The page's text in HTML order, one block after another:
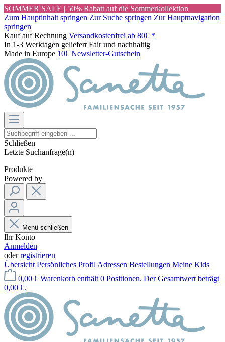
SOMMER SALE | 50% Rabatt auf die Sommerkollektion
Zum Hauptinhalt springen Zur Suche springen Zur Hauptnavigation
springen
Kauf auf Rechnung Versandkostenfrei ab 80€ *
In 1-3 Werktagen geliefert Fair und nachhaltig
Made in Europe 10€ Newsletter-Gutschein
Schließen
Letzte Suchanfrage(n)
Produkte
Powered by
Menü schließen
Ihr Konto
Anmelden
oderregistrieren
Übersicht Persönliches Profil Adressen Bestellungen Meine Kids
0,00 € Warenkorb enthält 0 Positionen. Der Gesamtwert beträgt
0,00 €.